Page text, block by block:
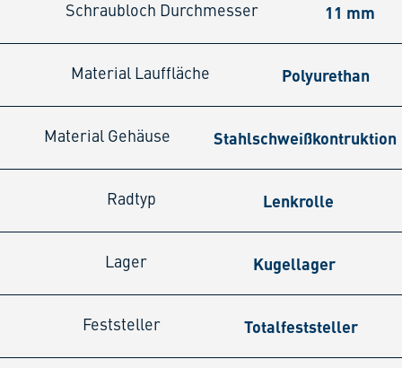
Schraubloch Durchmesser 11 mm
Material Lauffläche Polyurethan
Material Gehäuse Stahlschweißkontruktion
Radtyp Lenkrolle
Lager Kugellager
Feststeller Totalfeststeller